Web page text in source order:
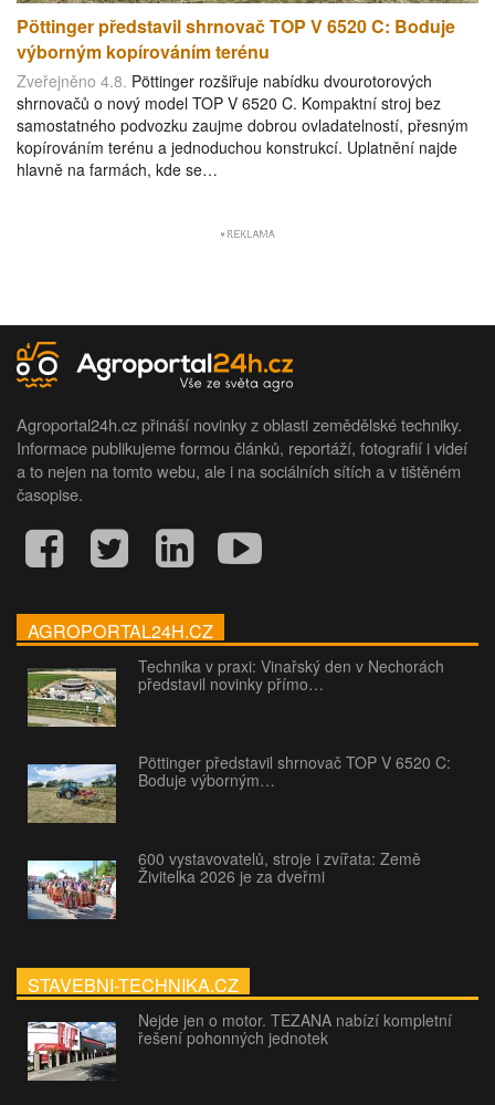
Pöttinger představil shrnovač TOP V 6520 C: Boduje
výborným kopírováním terénu
Zveřejněno 4.8. Pöttinger rozšiřuje nabídku dvourotorových
shrnovačů o nový model TOP V 6520 C. Kompaktní stroj bez
samostatného podvozku zaujme dobrou ovladatelností, přesným
kopírováním terénu a jednoduchou konstrukcí. Uplatnění najde
hlavně na farmách, kde se…
Agroportal24h.cz přináší novinky z oblasti zemědělské techniky.
Informace publikujeme formou článků, reportáží, fotografií i videí
a to nejen na tomto webu, ale i na sociálních sítích a v tištěném
časopise.
AGROPORTAL24H.CZ
Technika v praxi: Vinařský den v Nechorách
představil novinky přímo…
Pöttinger představil shrnovač TOP V 6520 C:
Boduje výborným…
600 vystavovatelů, stroje i zvířata: Země
Živitelka 2026 je za dveřmi
STAVEBNI-TECHNIKA.CZ
Nejde jen o motor. TEZANA nabízí kompletní
řešení pohonných jednotek